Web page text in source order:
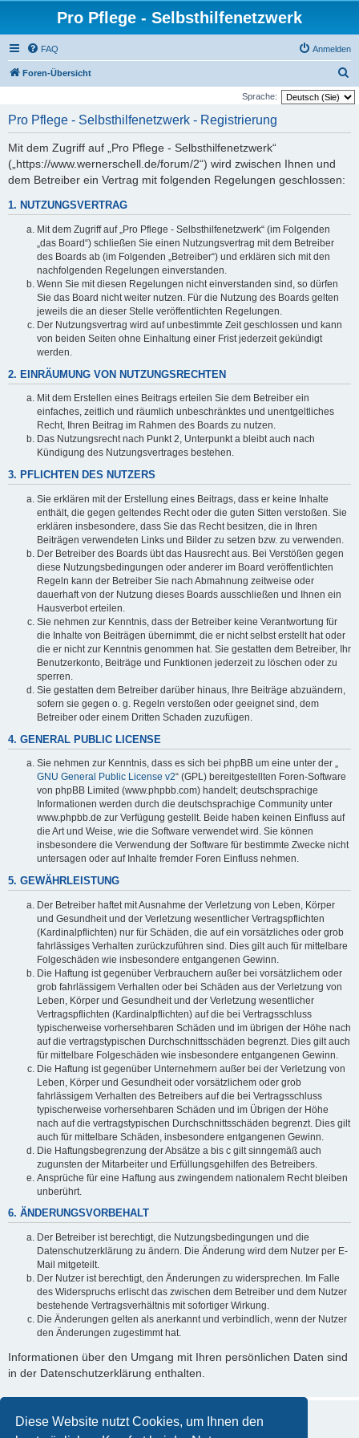
Diese Website nutzt Cookies, um Ihnen den
Pro Pflege - Selbsthilfenetzwerk
FAQ Anmelden
Foren-Übersicht
u
Sprache:
Pro Pflege - Selbsthilfenetzwerk - Registrierung
Mit dem Zugriff auf „Pro Pflege - Selbsthilfenetzwerk“
(„https://www.wernerschell.de/forum/2“) wird zwischen Ihnen und
dem Betreiber ein Vertrag mit folgenden Regelungen geschlossen:
1. NUTZUNGSVERTRAG
Mit dem Zugriff auf „Pro Pflege - Selbsthilfenetzwerk“ (im Folgenden
„das Board“) schließen Sie einen Nutzungsvertrag mit dem Betreiber
des Boards ab (im Folgenden „Betreiber“) und erklären sich mit den
nachfolgenden Regelungen einverstanden.
Wenn Sie mit diesen Regelungen nicht einverstanden sind, so dürfen
Sie das Board nicht weiter nutzen. Für die Nutzung des Boards gelten
jeweils die an dieser Stelle veröffentlichten Regelungen.
Der Nutzungsvertrag wird auf unbestimmte Zeit geschlossen und kann
von beiden Seiten ohne Einhaltung einer Frist jederzeit gekündigt
werden.
2. EINRÄUMUNG VON NUTZUNGSRECHTEN
Mit dem Erstellen eines Beitrags erteilen Sie dem Betreiber ein
einfaches, zeitlich und räumlich unbeschränktes und unentgeltliches
Recht, Ihren Beitrag im Rahmen des Boards zu nutzen.
Das Nutzungsrecht nach Punkt 2, Unterpunkt a bleibt auch nach
Kündigung des Nutzungsvertrages bestehen.
3. PFLICHTEN DES NUTZERS
Sie erklären mit der Erstellung eines Beitrags, dass er keine Inhalte
enthält, die gegen geltendes Recht oder die guten Sitten verstoßen. Sie
erklären insbesondere, dass Sie das Recht besitzen, die in Ihren
Beiträgen verwendeten Links und Bilder zu setzen bzw. zu verwenden.
Der Betreiber des Boards übt das Hausrecht aus. Bei Verstößen gegen
diese Nutzungsbedingungen oder anderer im Board veröffentlichten
Regeln kann der Betreiber Sie nach Abmahnung zeitweise oder
dauerhaft von der Nutzung dieses Boards ausschließen und Ihnen ein
Hausverbot erteilen.
Sie nehmen zur Kenntnis, dass der Betreiber keine Verantwortung für
die Inhalte von Beiträgen übernimmt, die er nicht selbst erstellt hat oder
die er nicht zur Kenntnis genommen hat. Sie gestatten dem Betreiber, Ihr
Benutzerkonto, Beiträge und Funktionen jederzeit zu löschen oder zu
sperren.
Sie gestatten dem Betreiber darüber hinaus, Ihre Beiträge abzuändern,
sofern sie gegen o. g. Regeln verstoßen oder geeignet sind, dem
Betreiber oder einem Dritten Schaden zuzufügen.
4. GENERAL PUBLIC LICENSE
Sie nehmen zur Kenntnis, dass es sich bei phpBB um eine unter der „
GNU General Public License v2“ (GPL) bereitgestellten Foren-Software
von phpBB Limited (www.phpbb.com) handelt; deutschsprachige
Informationen werden durch die deutschsprachige Community unter
www.phpbb.de zur Verfügung gestellt. Beide haben keinen Einfluss auf
die Art und Weise, wie die Software verwendet wird. Sie können
insbesondere die Verwendung der Software für bestimmte Zwecke nicht
untersagen oder auf Inhalte fremder Foren Einfluss nehmen.
5. GEWÄHRLEISTUNG
Der Betreiber haftet mit Ausnahme der Verletzung von Leben, Körper
und Gesundheit und der Verletzung wesentlicher Vertragspflichten
(Kardinalpflichten) nur für Schäden, die auf ein vorsätzliches oder grob
fahrlässiges Verhalten zurückzuführen sind. Dies gilt auch für mittelbare
Folgeschäden wie insbesondere entgangenen Gewinn.
Die Haftung ist gegenüber Verbrauchern außer bei vorsätzlichem oder
grob fahrlässigem Verhalten oder bei Schäden aus der Verletzung von
Leben, Körper und Gesundheit und der Verletzung wesentlicher
Vertragspflichten (Kardinalpflichten) auf die bei Vertragsschluss
typischerweise vorhersehbaren Schäden und im übrigen der Höhe nach
auf die vertragstypischen Durchschnittsschäden begrenzt. Dies gilt auch
für mittelbare Folgeschäden wie insbesondere entgangenen Gewinn.
Die Haftung ist gegenüber Unternehmern außer bei der Verletzung von
Leben, Körper und Gesundheit oder vorsätzlichem oder grob
fahrlässigem Verhalten des Betreibers auf die bei Vertragsschluss
typischerweise vorhersehbaren Schäden und im Übrigen der Höhe
nach auf die vertragstypischen Durchschnittsschäden begrenzt. Dies gilt
auch für mittelbare Schäden, insbesondere entgangenen Gewinn.
Die Haftungsbegrenzung der Absätze a bis c gilt sinngemäß auch
zugunsten der Mitarbeiter und Erfüllungsgehilfen des Betreibers.
Ansprüche für eine Haftung aus zwingendem nationalem Recht bleiben
unberührt.
6. ÄNDERUNGSVORBEHALT
Der Betreiber ist berechtigt, die Nutzungsbedingungen und die
Datenschutzerklärung zu ändern. Die Änderung wird dem Nutzer per E-
Mail mitgeteilt.
Der Nutzer ist berechtigt, den Änderungen zu widersprechen. Im Falle
des Widerspruchs erlischt das zwischen dem Betreiber und dem Nutzer
bestehende Vertragsverhältnis mit sofortiger Wirkung.
Die Änderungen gelten als anerkannt und verbindlich, wenn der Nutzer
den Änderungen zugestimmt hat.
Informationen über den Umgang mit Ihren persönlichen Daten sind
in der Datenschutzerklärung enthalten.